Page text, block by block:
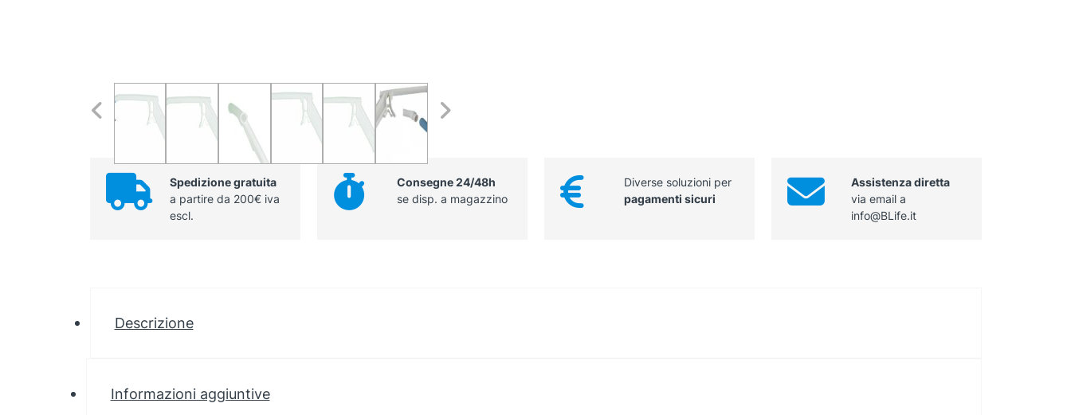
Spedizione gratuita
a partire da 200€ iva
escl.
Consegne 24/48h
se disp. a magazzino
Diverse soluzioni per
pagamenti sicuri
Assistenza diretta
via email a
info@BLife.it
Descrizione
Informazioni aggiuntive